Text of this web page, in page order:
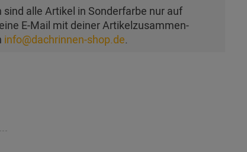
alle Artikel in Sonderfarbe nur auf
E-Mail mit deiner Artikel­zusam­men­
info@dachrinnen-shop.de.